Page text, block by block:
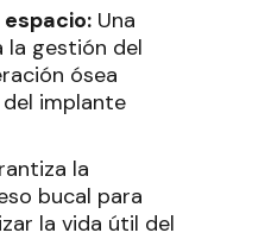
Una
la gestión del
ósea
implante
la
bucal para
la vida útil del